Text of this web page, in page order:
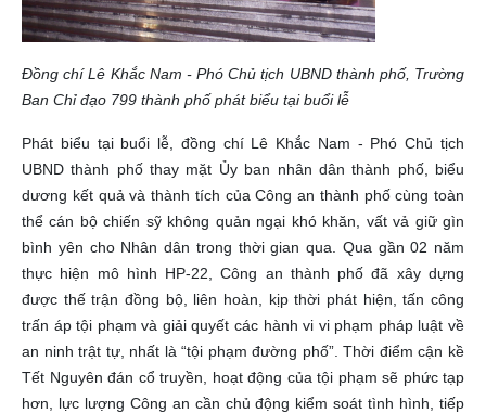
Đồng chí Lê Khắc Nam - Phó Chủ tịch UBND thành phố, Trường
Ban Chỉ đạo 799 thành phố phát biểu tại buổi lễ
Phát biểu tại buổi lễ, đồng chí Lê Khắc Nam - Phó Chủ tịch
UBND thành phố thay mặt Ủy ban nhân dân thành phố, biểu
dương kết quả và thành tích của Công an thành phố cùng toàn
thể cán bộ chiến sỹ không quản ngại khó khăn, vất vả giữ gìn
bình yên cho Nhân dân trong thời gian qua. Qua gần 02 năm
thực hiện mô hình HP-22, Công an thành phố đã xây dựng
được thế trận đồng bộ, liên hoàn, kịp thời phát hiện, tấn công
trấn áp tội phạm và giải quyết các hành vi vi phạm pháp luật về
an ninh trật tự, nhất là “tội phạm đường phố”. Thời điểm cận kề
Tết Nguyên đán cổ truyền, hoạt động của tội phạm sẽ phức tạp
hơn, lực lượng Công an cần chủ động kiểm soát tình hình, tiếp